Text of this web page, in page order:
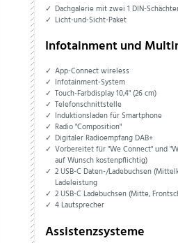
Dachgalerie mit zwei 1 DIN-
Licht-und-Sicht-Paket
Infotainment und
App-Connect wireless
Infotainment-System
Touch-Farbdisplay 10,4" (26 cm)
Telefonschnittstelle
Induktionsladen für Smartphone
Radio "Composition"
Digitaler Radioempfang DAB+
Vorbereitet für "We Connect" und
auf Wunsch kostenpflichtig)
2 USB-C Daten-/Ladebuchsen
Ladeleistung
2 USB-C Ladebuchsen (Mitte,
4 Lautsprecher
Assistenzsysteme